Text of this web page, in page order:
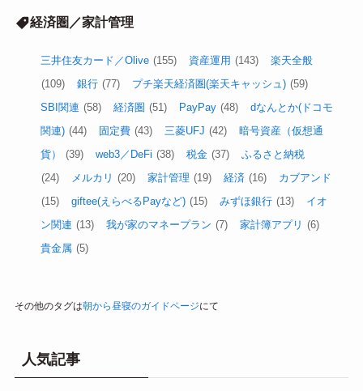
経済圏／家計管理
三井住友カード／Olive (155) 資産運用 (143)
楽天全般
(109)
銀行 (77) プチ楽天経済圏(楽天キャッシュ) (59)
SBI関連 (58) 経済圏 (51) PayPay (48)
dなんとか(ドコモ
関連) (44) 固定費 (43) 三菱UFJ (42)
暗号資産（仮想通
貨）
(39) web3／DeFi (38) 税金 (37)
ふるさと納税
(24)
メルカリ (20) 家計管理 (19) 経済 (16)
カブアンド
(15)
giftee(えらべるPayなど) (15) みずほ銀行 (13)
イオ
ン関連 (13) 我が家のマネープラン (7) 家計簿アプリ (6)
貴金属 (5)
その他のタグは朝から昼寝のガイドページにて
人気記事